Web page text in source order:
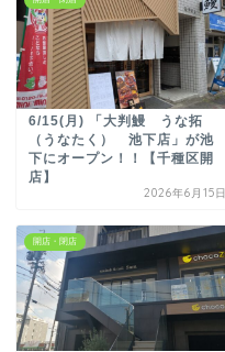
6/15(月) 「大判鰻 うな拓
（うなたく） 池下店」が池
下にオープン！！【千種区開
店】
2026年6月15日
開店・閉店